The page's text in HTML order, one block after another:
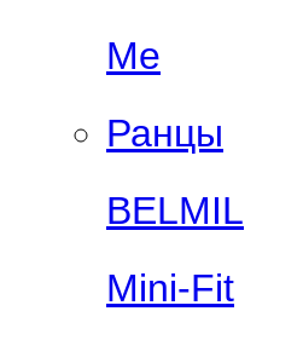
Me
Ранцы
BELMIL
Mini-Fit